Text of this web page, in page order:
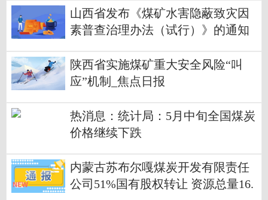
山西省发布《煤矿水害隐蔽致灾因
素普查治理办法（试行）》的通知
陕西省实施煤矿重大安全风险“叫
应”机制_焦点日报
热消息：统计局：5月中旬全国煤炭
价格继续下跌
内蒙古苏布尔嘎煤炭开发有限责任
公司51%国有股权转让 资源总量16.